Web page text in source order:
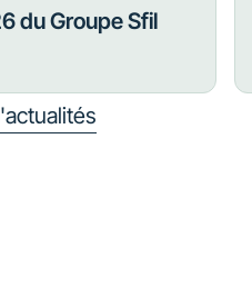
du Groupe Sfil